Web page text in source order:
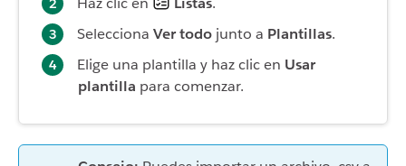
Selecciona Ver todo junto a Plantillas.
Elige una plantilla y haz clic en Usar
plantilla para comenzar.